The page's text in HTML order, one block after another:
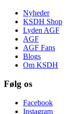
Nyheder
KSDH Shop
Lyden AGF
AGF
AGF Fans
Blogs
Om KSDH
Følg os
Facebook
Instagram